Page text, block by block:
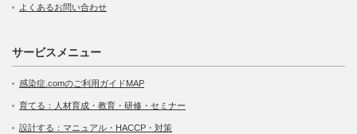
よくあるお問い合わせ
サービスメニュー
感染症.comのご利用ガイドMAP
育てる：人材育成・教育・研修・セミナー
設計する：マニュアル・HACCP・対策